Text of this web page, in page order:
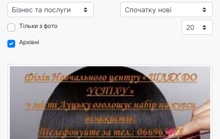
Тільки з фото
Архівні